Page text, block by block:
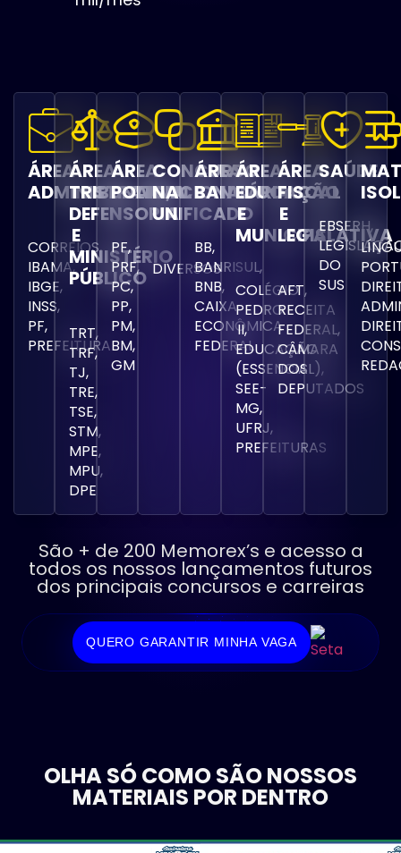
ÁREA
ADMINISTRATIVA
CORREIOS,
IBAMA,
IBGE,
INSS,
PF,
PREFEITURA
ÁREA
TRIBUNAIS,
DEFENSORIA
E
MINISTÉRIO
PÚBLICO
TRT,
TRF,
TJ,
TRE,
TSE,
STM,
MPE,
MPU,
DPE
ÁREA
POLICIAL
PF,
PRF,
PC,
PP,
PM,
BM,
GM
CONCURSO
NACIONAL
UNIFICADO
DIVERSOS
ÁREA
BANCÁRIA
BB,
BANRISUL,
BNB,
CAIXA
ECONÔMICA
FEDERAL
ÁREA
EDUCAÇÃO
E
MUNICIPAL
COLÉGIO
PEDRO
II,
EDUCAÇÃO
(ESSENCIAL),
SEE-
MG,
UFRJ,
PREFEITURAS
ÁREA
FISCAL
E
LEGISLATIVA
AFT,
RECEITA
FEDERAL,
CÂMARA
DOS
DEPUTADOS
SAÚDE
EBSERH,
DO
SUS
São + de 200 Memorex’s e acesso a
todos os nossos lançamentos futuros
dos principais concursos e carreiras
QUERO GARANTIR MINHA VAGA
OLHA SÓ COMO SÃO NOSSOS
MATERIAIS POR DENTRO